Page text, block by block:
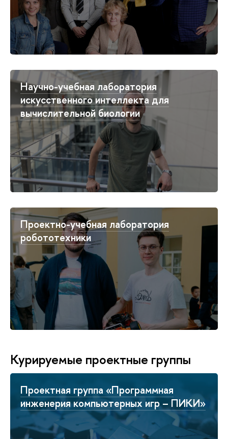
Научно-учебная лаборатория
искусственного интеллекта для
вычислительной биологии
Проектно-учебная лаборатория
робототехники
Курируемые проектные группы
Проектная группа «Программная
инженерия компьютерных игр – ПИКИ»